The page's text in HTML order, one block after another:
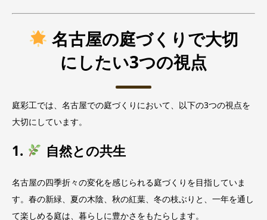
名古屋の庭づくりで大切
にしたい3つの視点
庭彩工では、名古屋での庭づくりにおいて、以下の3つの視点を
大切にしています。
1. 自然との共生
名古屋の四季折々の変化を感じられる庭づくりを目指していま
す。春の新緑、夏の木陰、秋の紅葉、冬の枝ぶりと、一年を通し
て楽しめる庭は、暮らしに豊かさをもたらします。